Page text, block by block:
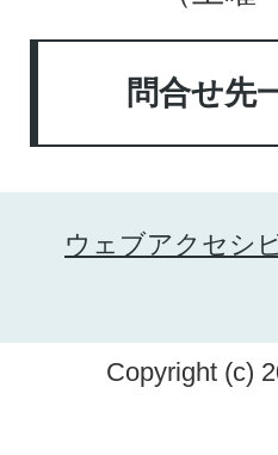
問合せ先
ウェブアクセシ
Copyright (c)